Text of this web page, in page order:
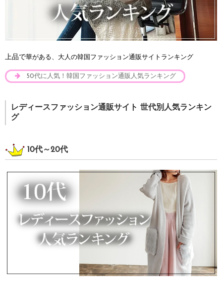
上品で華がある、大人の韓国ファッション通販サイトランキング
50代に人気！韓国ファッション通販人気ランキング
レディースファッション通販サイト 世代別人気ランキン
グ
10代～20代